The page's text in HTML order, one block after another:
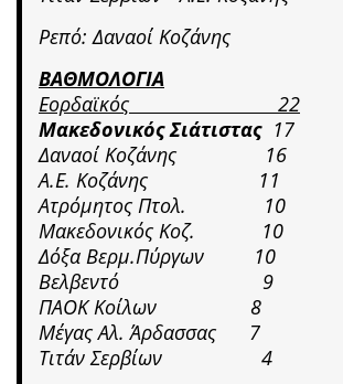
Ρεπό: Δαναοί Κοζάνης
ΒΑΘΜΟΛΟΓΙΑ
Εορδαϊκός
22
Μακεδονικός Σιάτιστας 17
Δαναοί Κοζάνης 16
Α.Ε. Κοζάνης 11
Ατρόμητος Πτολ. 10
Μακεδονικός Κοζ. 10
Δόξα Βερμ.Πύργων 10
Βελβεντό 9
ΠΑΟΚ Κοίλων 8
Μέγας Αλ. Άρδασσας
7
Τιτάν Σερβίων 4